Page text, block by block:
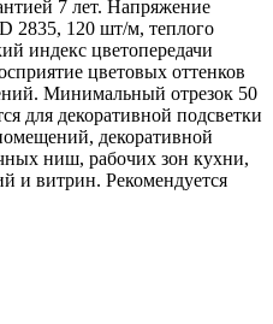
7 лет. Напряжение
2835, 120 шт/м, теплого
индекс цветопередачи
цветовых оттенков
Минимальный отрезок 50
для декоративной подсветки
декоративной
ниш, рабочих зон кухни,
и витрин. Рекомендуется